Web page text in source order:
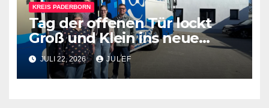
KREIS PADERBORN
Tag der offenen Tür lockt
Groß und Klein ins neue
Bücherbus-Magazin
JULI 22, 2026 JULEF